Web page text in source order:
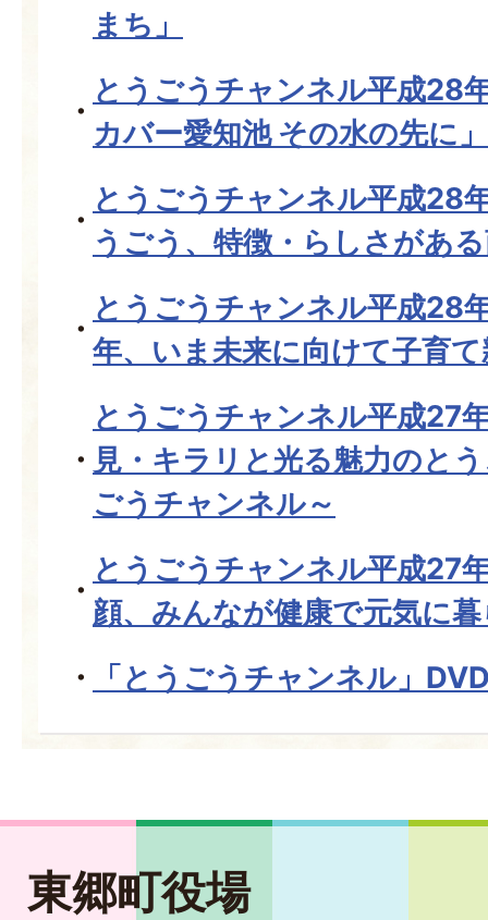
まち」
とうごうチャンネル平成28
カバー愛知池 その水の先に」
とうごうチャンネル平成28
うごう、特徴・らしさがあ
とうごうチャンネル平成28
年、いま未来に向けて子育
とうごうチャンネル平成27
見・キラリと光る魅力のと
ごうチャンネル～
とうごうチャンネル平成27
顔、みんなが健康で元気に
「とうごうチャンネル」
東郷町役場